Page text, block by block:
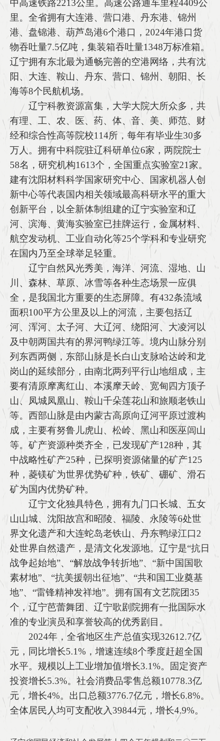
中高速铁路2213公里。高速公路通车里程4409公
里。全省拥有大连港、营口港、丹东港、锦州
港、盘锦港、葫芦岛港6个港口，2024年港口货
物吞吐量7.5亿吨，集装箱吞吐量1348万标准箱。
辽宁拥有东北最为通畅完善的空港网络，共有沈
阳、大连、鞍山、丹东、营口、锦州、朝阳、长
海等8个民航机场。
辽宁科教资源富集，大学大院大所众多，共
有理、工、农、医、药、体、音、美、师范、财
经和综合性高等院校114所，每年有毕业生30多
万人。拥有中科院驻辽科研单位6家，两院院士
58名，研究机构1613个，全国重点实验室21家。
建有沈阳材料科学国家研究中心、国家机器人创
新中心等代表国内相关领域最高科研水平的重大
创新平台，以全新体制组建的辽宁实验室和辽
河、滨海、黄海实验室已挂牌运行，金属材料、
航空发动机、工业自动化等25个学科和专业研究
在国内乃至全球举足轻重。
辽宁自然风光秀美，海洋、河流、湿地、山
川、森林、草原、冰雪等各种生态场景一应俱
全，是我国北方重要的生态屏障。有432条流域
面积100平方公里及以上的河流，主要包括辽
河、浑河、太子河、大辽河、绕阳河、大凌河以
及中朝两国共有的界河鸭绿江等。境内山脉分别
列东西两侧，东部山脉是长白山支脉哈达岭和龙
岗山的延续部分，由南北两列平行山地组成，主
要有清原摩离红山、本溪摩天岭、宽甸四方顶子
山、凤城凤凰山、鞍山千朵莲花山和旅顺老铁山
等。西部山脉是由内蒙古高原向辽河平原过渡构
成，主要有努鲁儿虎山、松岭、黑山和医巫闾山
等。矿产资源种类齐全，已发现矿产128种，其
中战略性矿产25种，已探明资源储量的矿产125
种，菱镁矿为世界优势矿种，铁矿、硼矿、滑石
矿为国内优势矿种。
辽宁文化独具特色，拥有九门口长城、五女
山山城、沈阳故宫和昭陵、福陵、永陵等6处世
界文化遗产和大连蛇岛老铁山、丹东鸭绿江口2
处世界自然遗产，是清文化发源地。辽宁是“抗日
战争起始地”、“解放战争转折地”、“新中国国歌
素材地”、“抗美援朝出征地”、“共和国工业奠基
地”、“雷锋精神发祥地”。拥有国有文艺院团35
个，辽宁芭蕾舞团、辽宁歌剧院拥有一批国际水
准的专业演员和享誉较高的优秀剧目。
2024年，全省地区生产总值实现32612.7亿
元，同比增长5.1%，增速连续8个季度赶超全国
水平。规模以上工业增加值增长3.1%。固定资产
投资增长5.3%。社会消费品零售总额10778.3亿
元，增长4%。出口总额3776.7亿元，增长6.8%。
全体居民人均可支配收入39844元，增长4.9%。